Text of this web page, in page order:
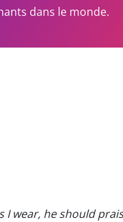
dans le monde.
wear, he should